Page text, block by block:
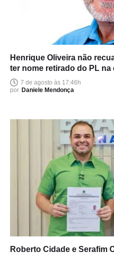
Henrique Oliveira não
ter nome retirado do PL
7 de agosto às 17:46h
por Daniele Mendonça
Roberto Cidade e Serafim